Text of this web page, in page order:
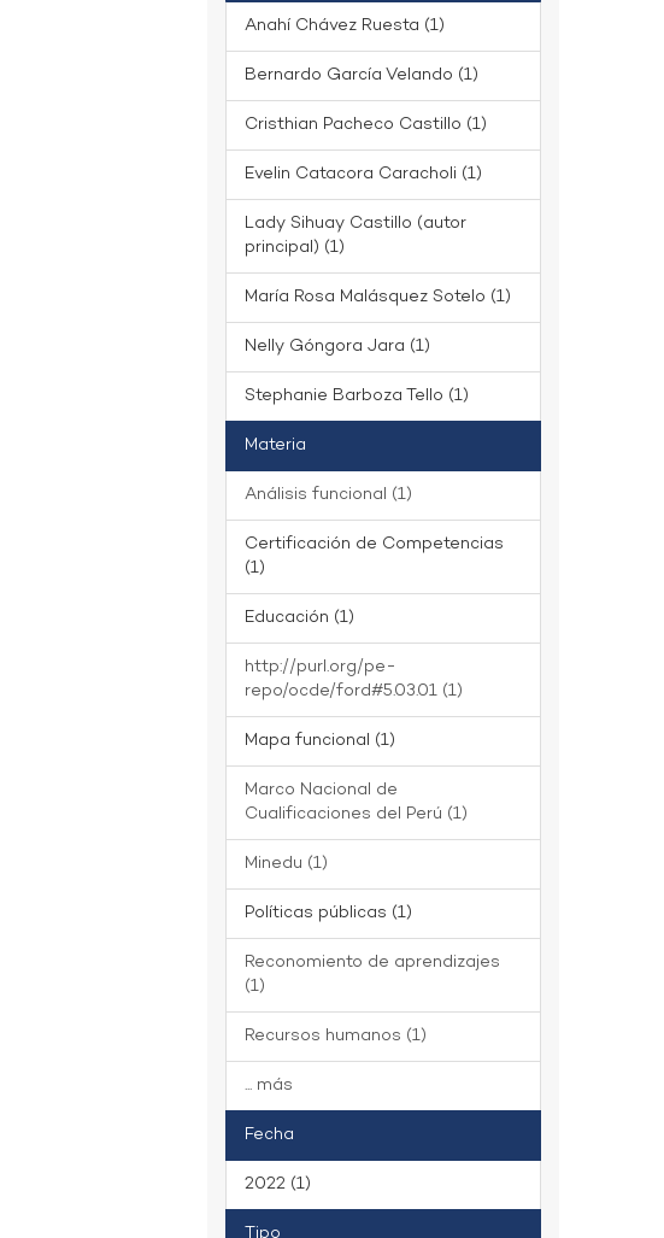
Anahí Chávez Ruesta (1)
Bernardo García Velando (1)
Cristhian Pacheco Castillo (1)
Evelin Catacora Caracholi (1)
Lady Sihuay Castillo (autor
principal) (1)
María Rosa Malásquez Sotelo (1)
Nelly Góngora Jara (1)
Stephanie Barboza Tello (1)
Materia
Análisis funcional (1)
Certificación de Competencias
(1)
Educación (1)
http://purl.org/pe-
repo/ocde/ford#5.03.01 (1)
Mapa funcional (1)
Marco Nacional de
Cualificaciones del Perú (1)
Minedu (1)
Políticas públicas (1)
Reconomiento de aprendizajes
(1)
Recursos humanos (1)
... más
Fecha
2022 (1)